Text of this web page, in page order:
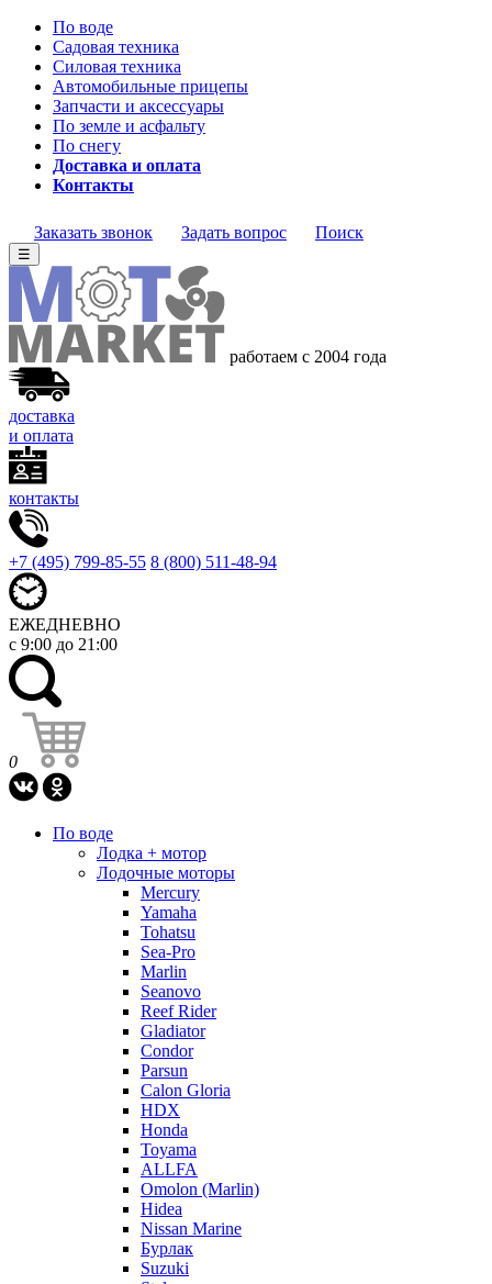
По воде
Садовая техника
Силовая техника
Автомобильные прицепы
Запчасти и аксессуары
По земле и асфальту
По снегу
Доставка и оплата
Контакты
Заказать звонок Задать вопрос Поиск
☰
работаем с 2004 года
доставка
и оплата
контакты
+7 (495) 799-85-55 8 (800) 511-48-94
ЕЖЕДНЕВНО
с 9:00 до 21:00
0
По воде
Лодка + мотор
Лодочные моторы
Mercury
Yamaha
Tohatsu
Sea-Pro
Marlin
Seanovo
Reef Rider
Gladiator
Condor
Parsun
Calon Gloria
HDX
Honda
Toyama
ALLFA
Omolon (Marlin)
Hidea
Nissan Marine
Бурлак
Suzuki